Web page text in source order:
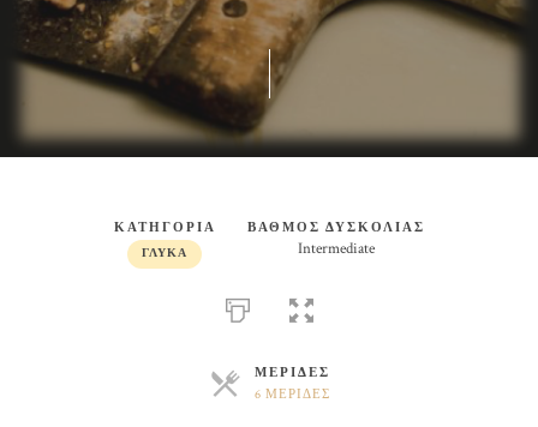
ΚΑΤΗΓΟΡΙΑ
ΓΛΥΚΆ
ΒΑΘΜΟΣ ΔΥΣΚΟΛΙΑΣ
Intermediate
ΜΕΡΙΔΕΣ
6 ΜΕΡΙΔΕΣ